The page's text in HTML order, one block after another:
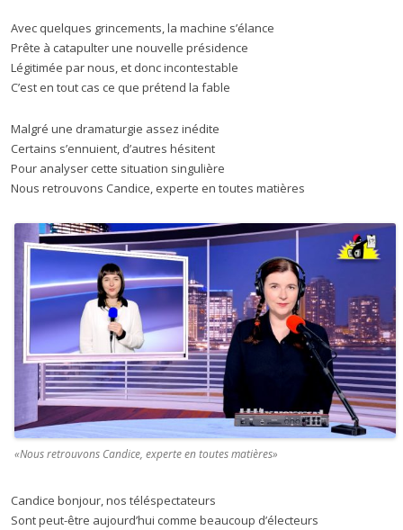
Avec quelques grincements, la machine s’élance
Prête à catapulter une nouvelle présidence
Légitimée par nous, et donc incontestable
C’est en tout cas ce que prétend la fable
Malgré une dramaturgie assez inédite
Certains s’ennuient, d’autres hésitent
Pour analyser cette situation singulière
Nous retrouvons Candice, experte en toutes matières
«Nous retrouvons Candice, experte en toutes matières»
Candice bonjour, nos téléspectateurs
Sont peut-être aujourd’hui comme beaucoup d’électeurs